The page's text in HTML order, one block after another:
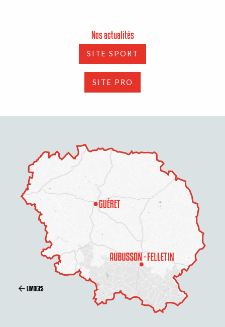
Description
Prestations
Nos actualités
SITE SPORT
SITE PRO